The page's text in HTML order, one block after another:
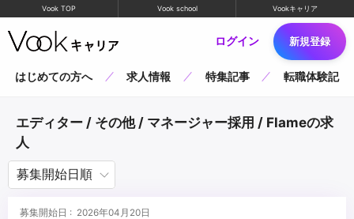
Vook TOP Vook school Vookキャリア
ログイン 新規登録
はじめての方へ 求人情報 特集記事 転職体験記
エディター / その他 / マネージャー採用 / Flameの求
人
募集開始日 : 2026年04月20日